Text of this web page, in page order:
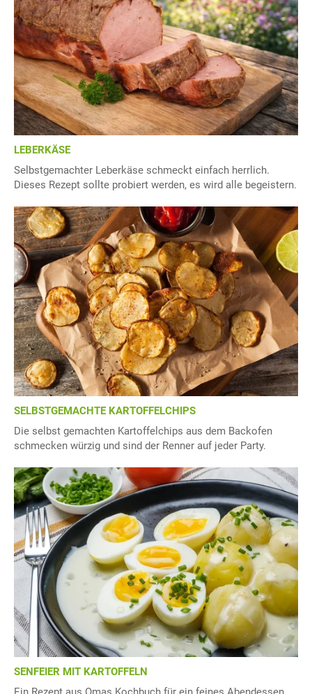
LEBERKÄSE
Selbstgemachter Leberkäse schmeckt einfach herrlich.
Dieses Rezept sollte probiert werden, es wird alle begeistern.
SELBSTGEMACHTE KARTOFFELCHIPS
Die selbst gemachten Kartoffelchips aus dem Backofen
schmecken würzig und sind der Renner auf jeder Party.
SENFEIER MIT KARTOFFELN